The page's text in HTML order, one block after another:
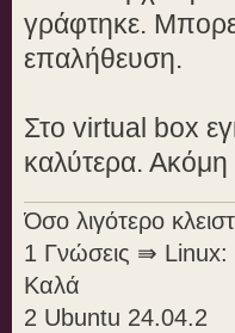
γράφτηκε.
επαλήθευση.
Στο virtual box
καλύτερα. Ακόμη
Όσο λιγότερο
1 Γνώσεις ⇛ Linux:
Καλά
2 Ubuntu 24.04.2